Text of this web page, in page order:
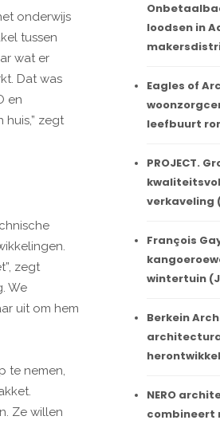
onderwijs
tussen
wat er
Dat was
en
zegt
zegt
We
uit om hem
te nemen,
Ze willen
loodsen in
Eagles of
leefbuurt
PROJECT.
verkaveling
François
wintertuin
Berkein
NERO
combineert